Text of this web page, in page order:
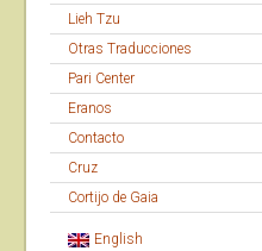
Lieh Tzu
Otras Traducciones
Pari Center
Eranos
Contacto
Cruz
Cortijo de Gaia
English